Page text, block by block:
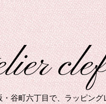
谷町六丁目で、ラッピン